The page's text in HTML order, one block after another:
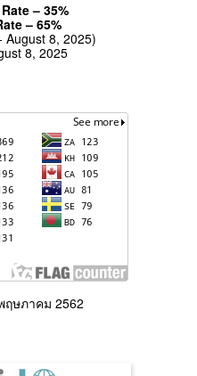
– 35%
– 65%
August 8, 2025)
8, 2025
ฤษภาคม 2562